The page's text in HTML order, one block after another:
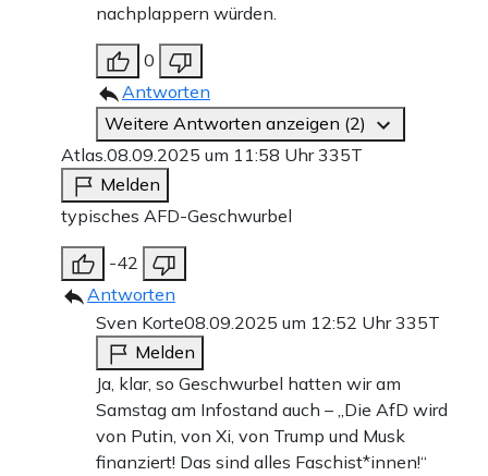
nachplappern würden.
0
Antworten
Weitere Antworten anzeigen (2)
Atlas.08.09.2025 um 11:58 Uhr335T
Melden
typisches AFD-Geschwurbel
-42
Antworten
Sven Korte08.09.2025 um 12:52 Uhr335T
Melden
Ja, klar, so Geschwurbel hatten wir am
Samstag am Infostand auch – „Die AfD wird
von Putin, von Xi, von Trump und Musk
finanziert! Das sind alles Faschist*innen!“